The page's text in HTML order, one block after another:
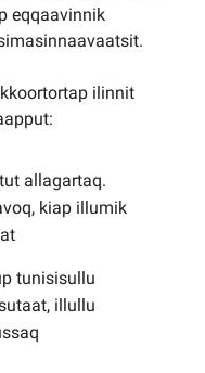
eqqaavinnik
ilinnit
allagartaq.
kiap il­lumik
tunisisullu
illullu